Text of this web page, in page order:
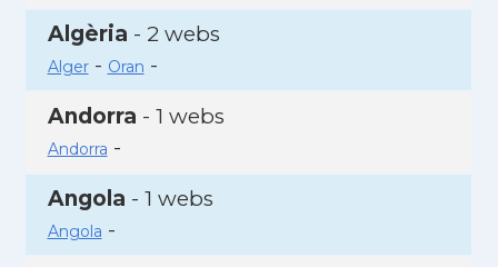
Algèria - 2 webs
Alger- Oran -
Andorra - 1 webs
Andorra -
Angola - 1 webs
Angola -